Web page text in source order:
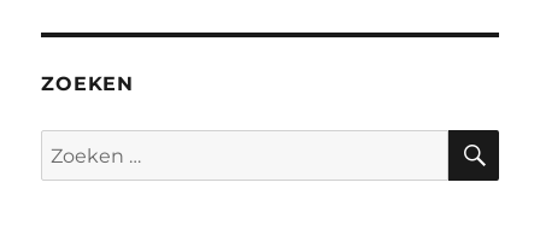
ZOEKEN
Zoeken
naar: